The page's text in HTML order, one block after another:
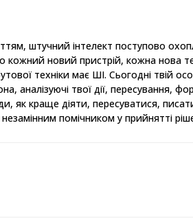
штучний інтелект поступово
кожний новий пристрій, кожна нова
техніки має ШІ. Сьогодні твій
аналізуючі твої дії, пересування,
як краще діяти, пересуватися,
помічником у прийнятті